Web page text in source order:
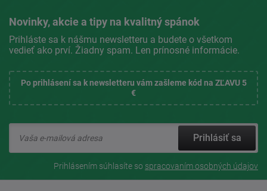
Novinky, akcie a tipy na kvalitný spánok
Prihláste sa k nášmu newsletteru a budete o všetkom
vedieť ako prví. Žiadny spam. Len prínosné informácie.
Po prihlásení sa k newsletteru vám zašleme kód na ZĽAVU 5
€
Prihlásiť sa
Prihlásením súhlasíte so spracovaním osobných údajov